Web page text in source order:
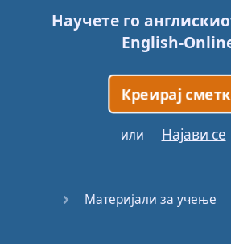
Научете го
English-
Креирај
или Најави се
Материјали за учење